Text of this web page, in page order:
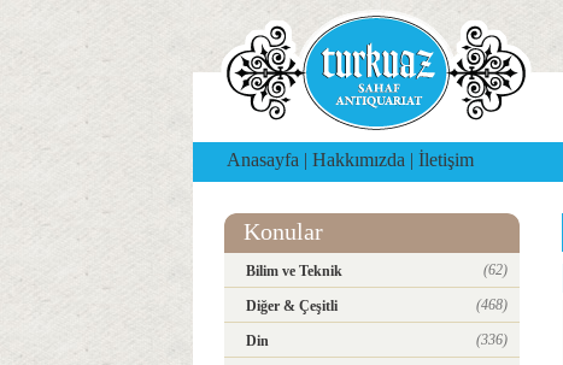
Anasayfa | Hakkımızda | İletişim
Konular
Bilim ve Teknik (62)
Diğer & Çeşitli (468)
Din (336)